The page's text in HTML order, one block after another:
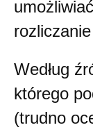
Według
którego
(trudno